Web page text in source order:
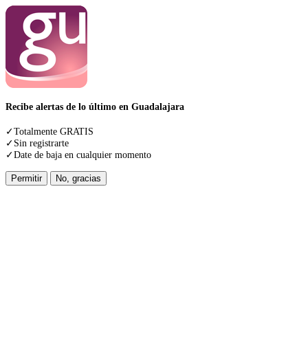
Recibe alertas de lo último en Guadalajara
✓Totalmente GRATIS
✓Sin registrarte
✓Date de baja en cualquier momento
Permitir No, gracias